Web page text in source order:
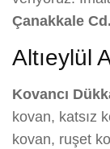
Çanakkale
Altıeylül
Kovancı
kovan, katsız
kovan, ruşet